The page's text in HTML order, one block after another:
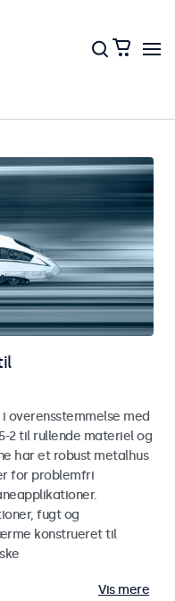
med
2 til rullende materiel og
har et robust metalhus
for problemfri
fugt og
konstrueret til
Vis mere